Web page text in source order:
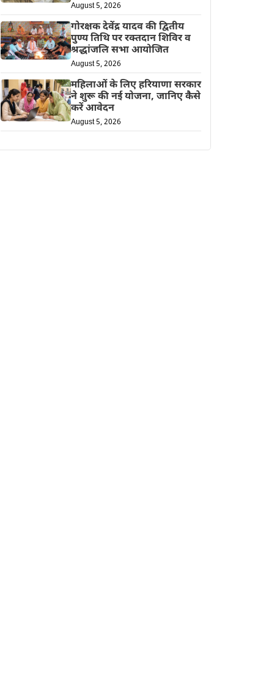
August 5, 2026
गोरक्षक देवेंद्र यादव की द्वितीय
पुण्य तिथि पर रक्तदान शिविर व
श्रद्धांजलि सभा आयोजित
August 5, 2026
महिलाओं के लिए हरियाणा सरकार
ने शुरू की नई योजना, जानिए कैसे
करें आवेदन
August 5, 2026